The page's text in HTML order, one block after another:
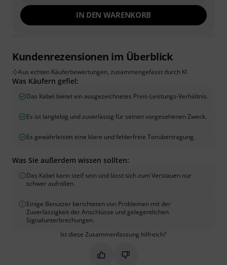
IN DEN WARENKORB
Kundenrezensionen im Überblick
Aus echten Käuferbewertungen, zusammengefasst durch KI
Was Käufern gefiel:
Das Kabel bietet ein ausgezeichnetes Preis-Leistungs-Verhältnis.
Es ist langlebig und zuverlässig für seinen vorgesehenen Zweck.
Es gewährleistet eine klare und fehlerfreie Tonübertragung.
Was Sie außerdem wissen sollten:
Das Kabel kann steif sein und lässt sich zum Verstauen nur
schwer aufrollen.
Einige Benutzer berichteten von Problemen mit der
Zuverlässigkeit der Anschlüsse und gelegentlichen
Signalunterbrechungen.
Ist diese Zusammenfassung hilfreich?
Markieren Sie diese
Markieren Sie diese